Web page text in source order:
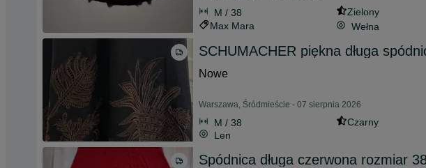
M / 38
Zielony
Max Mara
Wełna
SCHUMACHER piękna długa
Nowe
Warszawa, Śródmieście - 07 sierpnia 2026
M / 38
Czarny
Len
Spódnica długa czerwona rozmiar